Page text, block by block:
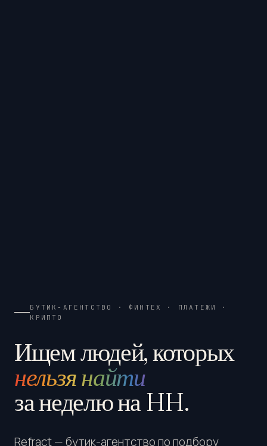
БУТИК-АГЕНТСТВО · ФИНТЕХ · ПЛАТЕЖИ ·
КРИПТО
Ищем людей, которых
нельзя найти
за неделю на HH.
Refract — бутик-агентство по подбору